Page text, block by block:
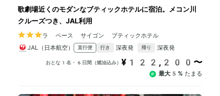
歌劇場近くのモダンなブティックホテルに宿泊。メコン川
クルーズつき、JAL利用
ラ ペース サイゴン ブティックホテル
JAL（日本航空）
直行便 行き 深夜発 帰り 深夜発
おとな1名・6日間（燃油込み） ¥122,200〜
最大5% たまる